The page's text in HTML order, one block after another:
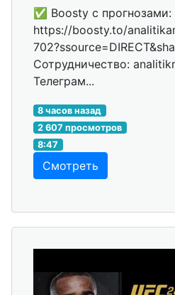
✅ Boosty с прогнозами:
https://boosty.to/
Сотрудничество:
Телеграм...
8 часов назад
2 607 просмотров
8:47
Смотреть